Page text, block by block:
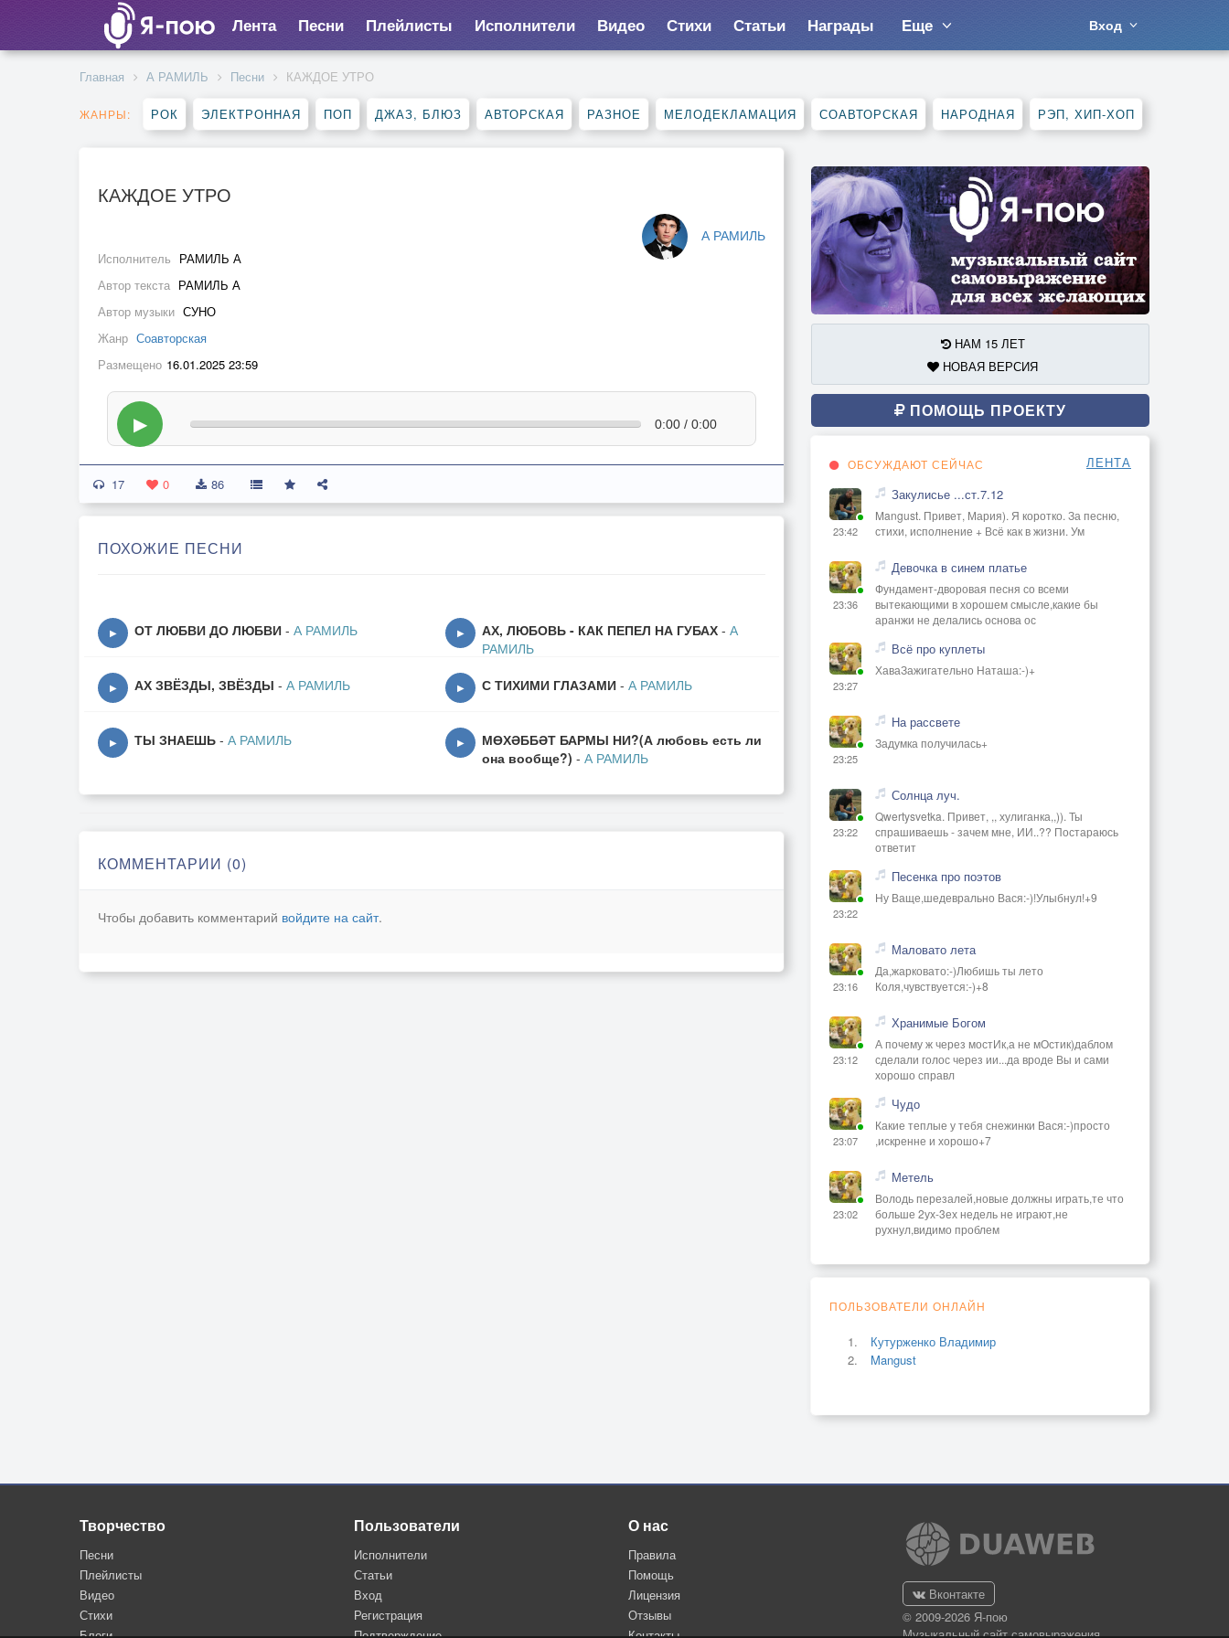
Лента Песни Плейлисты Исполнители Видео Стихи Статьи Награды Еще Вход
Главная А РАМИЛЬ Песни КАЖДОЕ УТРО
ЖАНРЫ: РОК ЭЛЕКТРОННАЯ ПОП ДЖАЗ, БЛЮЗ АВТОРСКАЯ РАЗНОЕ МЕЛОДЕКЛАМАЦИЯ СОАВТОРСКАЯ НАРОДНАЯ РЭП, ХИП-ХОП
КАЖДОЕ УТРО
А РАМИЛЬ
Исполнитель РАМИЛЬ А
Автор текста РАМИЛЬ А
Автор музыки СУНО
Жанр Соавторская
Размещено 16.01.2025 23:59
▶ 0:00 / 0:00
17 0 86
ПОХОЖИЕ ПЕСНИ
▶ ОТ ЛЮБВИ ДО ЛЮБВИ - А РАМИЛЬ ▶ АХ, ЛЮБОВЬ - КАК ПЕПЕЛ НА ГУБАХ - А
РАМИЛЬ
▶ АХ ЗВЁЗДЫ, ЗВЁЗДЫ - А РАМИЛЬ ▶ С ТИХИМИ ГЛАЗАМИ - А РАМИЛЬ
▶ ТЫ ЗНАЕШЬ - А РАМИЛЬ ▶
МӨХӘББӘТ БАРМЫ НИ?(А любовь есть ли
она вообще?) - А РАМИЛЬ
КОММЕНТАРИИ (0)
Чтобы добавить комментарий войдите на сайт.
НАМ 15 ЛЕТ
НОВАЯ ВЕРСИЯ
ПОМОЩЬ ПРОЕКТУ
ОБСУЖДАЮТ СЕЙЧАС ЛЕНТА
23:42
Закулисье ...ст.7.12
Mangust. Привет, Мария). Я коротко. За песню,
стихи, исполнение + Всё как в жизни. Ум
23:36
Девочка в синем платье
Фундамент-дворовая песня со всеми
вытекающими в хорошем смысле,какие бы
аранжи не делались основа ос
23:27
Всё про куплеты
ХаваЗажигательно Наташа:-)+
23:25
На рассвете
Задумка получилась+
23:22
Солнца луч.
Qwertysvetka. Привет, ,, хулиганка,,)). Ты
спрашиваешь - зачем мне, ИИ..?? Постараюсь
ответит
23:22
Песенка про поэтов
Ну Ваще,шедеврально Вася:-)!Улыбнул!+9
23:16
Маловато лета
Да,жарковато:-)Любишь ты лето
Коля,чувствуется:-)+8
23:12
Хранимые Богом
А почему ж через мостИк,а не мОстик)даблом
сделали голос через ии...да вроде Вы и сами
хорошо справл
23:07
Чудо
Какие теплые у тебя снежинки Вася:-)просто
,искренне и хорошо+7
23:02
Метель
Володь перезалей,новые должны играть,те что
больше 2ух-3ех недель не играют,не
рухнул,видимо проблем
ПОЛЬЗОВАТЕЛИ ОНЛАЙН
Кутурженко Владимир
Mangust
Творчество
Песни
Плейлисты
Видео
Стихи
Пользователи
Исполнители
Статьи
Вход
Регистрация
О нас
Правила
Помощь
Лицензия
Отзывы
Вконтакте
© 2009-2026 Я-пою
Музыкальный сайт самовыражения